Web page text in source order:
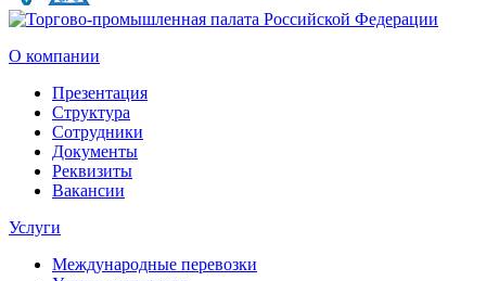
О компании
Презентация
Структура
Сотрудники
Документы
Реквизиты
Вакансии
Услуги
Международные перевозки